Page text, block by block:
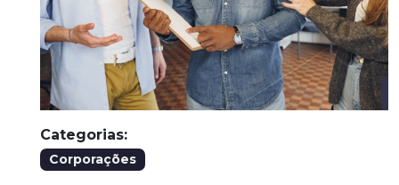
Categorias:
Corporações